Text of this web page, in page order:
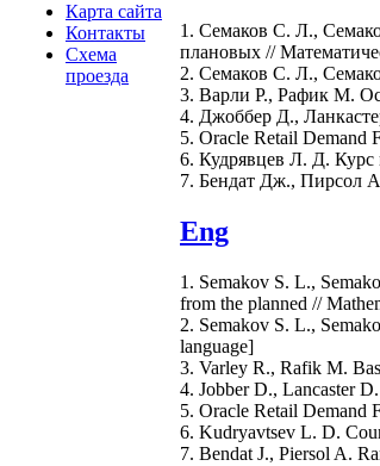
Карта сайта
Контакты
Схема
проезда
1. Семаков С. Л.,
плановых //
2. Семаков С. Л.,
3. Варли Р., Рафик М.
4. Джоббер Д.,
5. Oracle Retail Demand
6. Кудрявцев Л. Д. Курс
7. Бендат Дж., Пирсол
Eng
1. Semakov S. L.,
from the planned //
2. Semakov S. L.,
language]
3. Varley R., Rafik M.
4. Jobber D., Lancaster
5. Oracle Retail Demand
6. Kudryavtsev L. D.
7. Bendat J., Piersol A.